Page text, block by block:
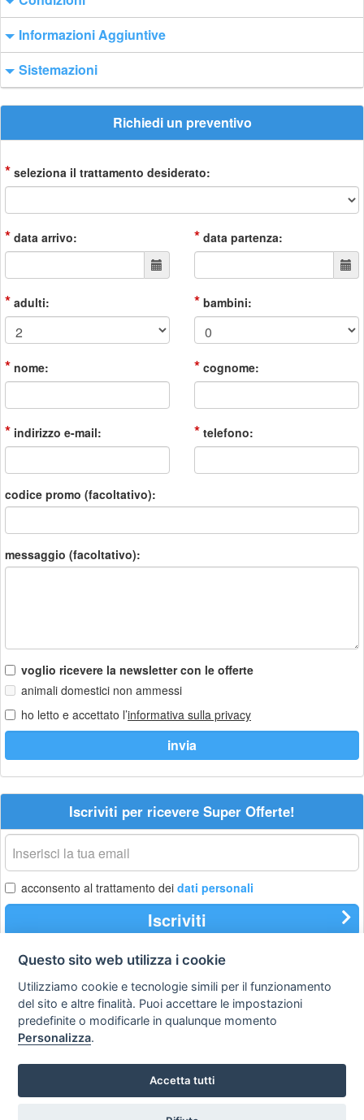
Informazioni Aggiuntive
Sistemazioni
Richiedi un preventivo
* seleziona il trattamento desiderato:
* data arrivo: * data partenza:
* adulti: * bambini:
* nome: * cognome:
* indirizzo e-mail: * telefono:
codice promo (facoltativo):
messaggio (facoltativo):
voglio ricevere la newsletter con le offerte
animali domestici non ammessi
ho letto e accettato l’informativa sulla privacy
Iscriviti per ricevere Super Offerte!
La
tua
email
acconsento al trattamento dei dati personali
Iscriviti
Privacy
policy
Avviso
legale
Scrivici
Copyright © 2008
SVILUPPO TURISMO ITALIA S.r.L. unipersonale
P.IVA: 01665350433 - R.E.A. FM-195884 Via A. Costa, 2
Questo sito web utilizza i cookie
Utilizziamo cookie e tecnologie simili per il funzionamento
del sito e altre finalità. Puoi accettare le impostazioni
predefinite o modificarle in qualunque momento
Personalizza.
Accetta tutti